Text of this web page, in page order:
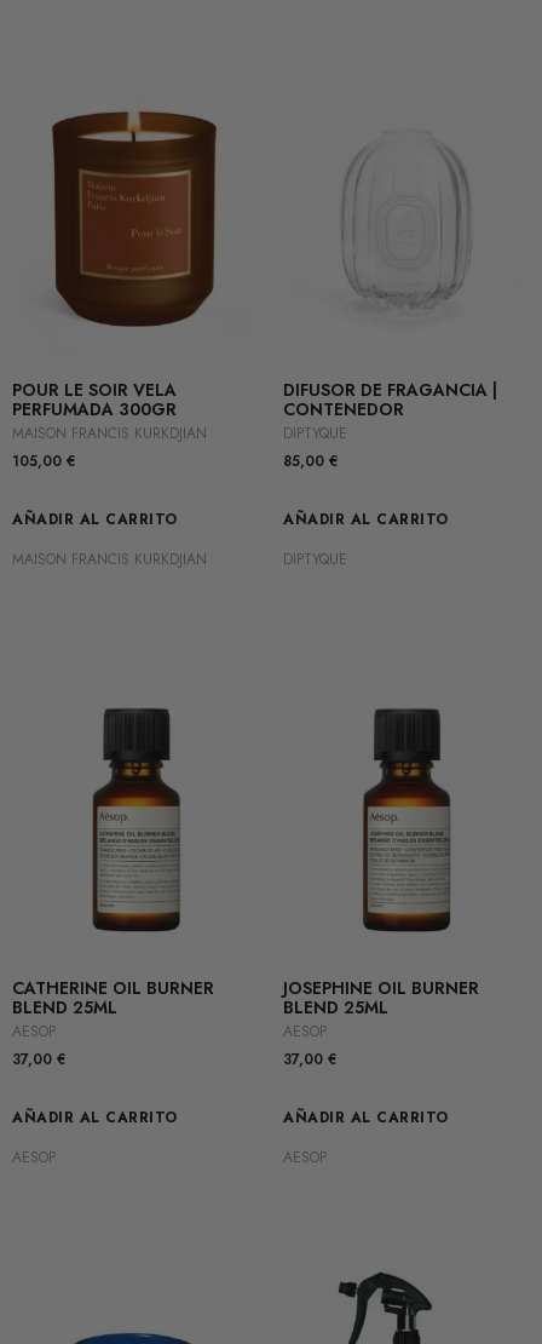
POUR LE SOIR VELA
PERFUMADA 300GR
MAISON FRANCIS KURKDJIAN
105,00 €
AÑADIR AL CARRITO
MAISON FRANCIS KURKDJIAN
DIFUSOR DE FRAGANCIA |
CONTENEDOR
DIPTYQUE
85,00 €
AÑADIR AL CARRITO
DIPTYQUE
CATHERINE OIL BURNER
BLEND 25ML
AESOP
37,00 €
AÑADIR AL CARRITO
AESOP
JOSEPHINE OIL BURNER
BLEND 25ML
AESOP
37,00 €
AÑADIR AL CARRITO
AESOP